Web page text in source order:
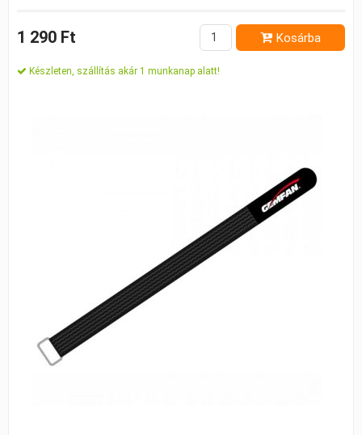
1 290 Ft Kosárba
Készleten, szállítás akár 1 munkanap alatt!